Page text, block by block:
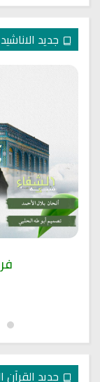
جديد
جديد القرآن